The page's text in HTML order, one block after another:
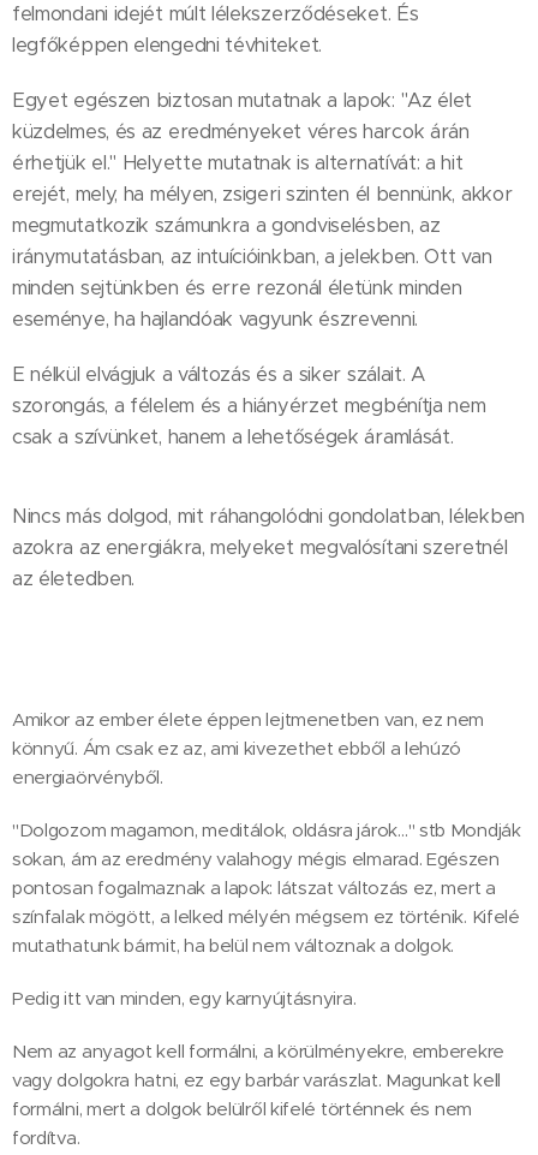
felmondani idejét múlt lélekszerződéseket. És
legfőképpen elengedni tévhiteket.
Egyet egészen biztosan mutatnak a lapok: "Az élet
küzdelmes, és az eredményeket véres harcok árán
érhetjük el." Helyette mutatnak is alternatívát: a hit
erejét, mely, ha mélyen, zsigeri szinten él bennünk, akkor
megmutatkozik számunkra a gondviselésben, az
iránymutatásban, az intuícióinkban, a jelekben. Ott van
minden sejtünkben és erre rezonál életünk minden
eseménye, ha hajlandóak vagyunk észrevenni.
E nélkül elvágjuk a változás és a siker szálait. A
szorongás, a félelem és a hiányérzet megbénítja nem
csak a szívünket, hanem a lehetőségek áramlását.
Nincs más dolgod, mit ráhangolódni gondolatban, lélekben
azokra az energiákra, melyeket megvalósítani szeretnél
az életedben.
Amikor az ember élete éppen lejtmenetben van, ez nem
könnyű. Ám csak ez az, ami kivezethet ebből a lehúzó
energiaörvényből.
"Dolgozom magamon, meditálok, oldásra járok…" stb Mondják
sokan, ám az eredmény valahogy mégis elmarad. Egészen
pontosan fogalmaznak a lapok: látszat változás ez, mert a
színfalak mögött, a lelked mélyén mégsem ez történik. Kifelé
mutathatunk bármit, ha belül nem változnak a dolgok.
Pedig itt van minden, egy karnyújtásnyira.
Nem az anyagot kell formálni, a körülményekre, emberekre
vagy dolgokra hatni, ez egy barbár varászlat. Magunkat kell
formálni, mert a dolgok belülről kifelé történnek és nem
fordítva.